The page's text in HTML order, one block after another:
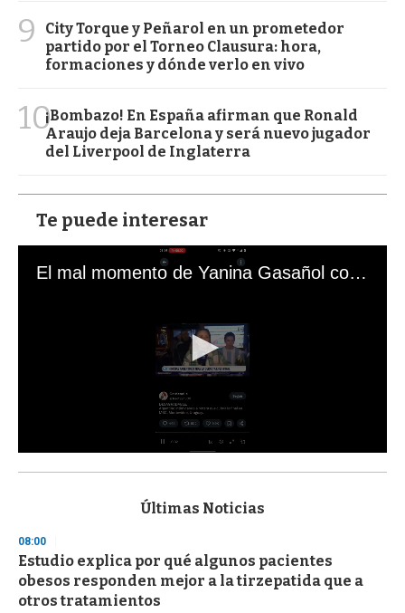
9
City Torque y Peñarol en un prometedor
partido por el Torneo Clausura: hora,
formaciones y dónde verlo en vivo
10¡Bombazo! En España afirman que Ronald
Araujo deja Barcelona y será nuevo jugador
del Liverpool de Inglaterra
Te puede interesar
El mal momento de Yanina Gasañol con un hincha argentino en "Subrayado"
s
d
s
o
f
3
Últimas Noticias
08:00
Estudio explica por qué algunos pacientes
obesos responden mejor a la tirzepatida que a
otros tratamientos